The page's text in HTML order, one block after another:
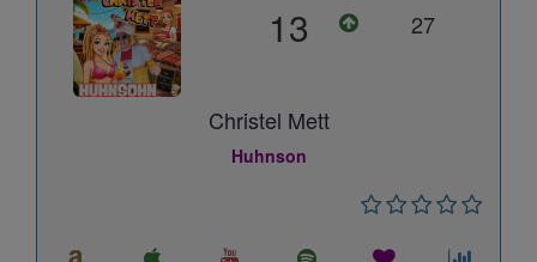
13 27
Christel Mett
Huhnson